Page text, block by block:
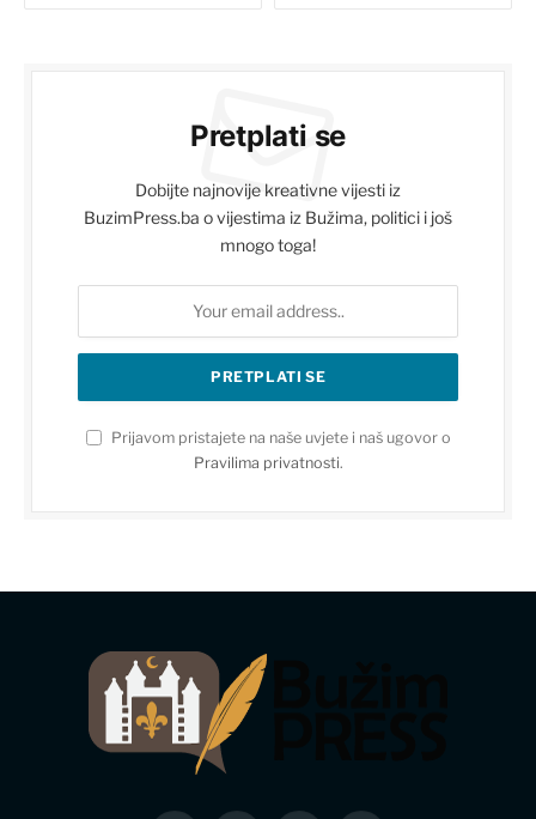
Pretplati se
Dobijte najnovije kreativne vijesti iz
BuzimPress.ba o vijestima iz Bužima, politici i još
mnogo toga!
Prijavom pristajete na naše uvjete i naš ugovor o
Pravilima privatnosti.